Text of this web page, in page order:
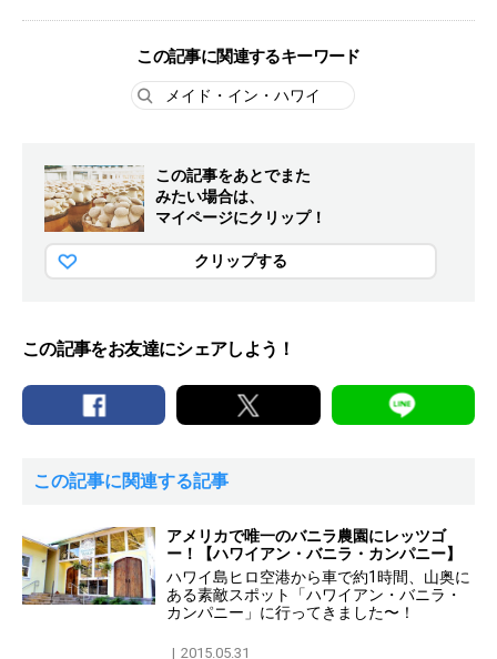
この記事に関連するキーワード
メイド・イン・ハワイ
この記事をあとでまた
みたい場合は、
マイページにクリップ！
クリップする
この記事をお友達にシェアしよう！
この記事に関連する記事
アメリカで唯一のバニラ農園にレッツゴ
ー！【ハワイアン・バニラ・カンパニー】
ハワイ島ヒロ空港から車で約1時間、山奥に
ある素敵スポット「ハワイアン・バニラ・
カンパニー」に行ってきました〜！
2015.05.31